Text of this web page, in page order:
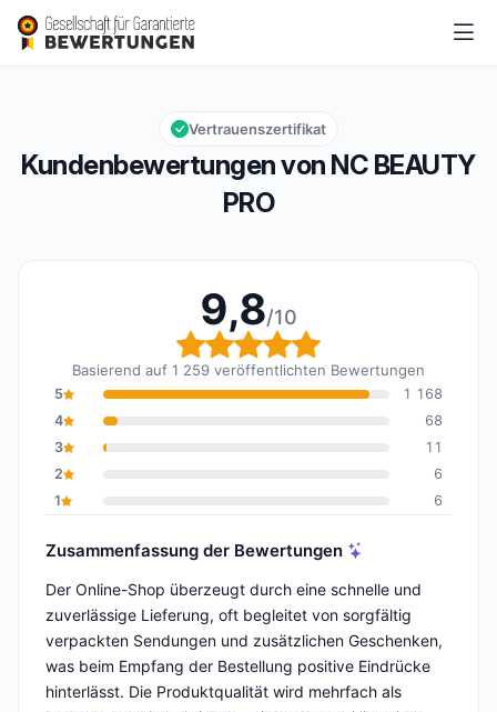
NC BEAUTY PRO
Gesamtbewertung: 9,8 von 10
9,8/10
Kundenbewertungen von NC BEAUTY
PRO
Vertrauenszertifikat
9,8/10
Gesamtbewertung: 9,8
Basierend auf 1 259 veröffentlichten Bewertungen
5
1 168
4
68
3
11
2
6
1
6
Zusammenfassung der Bewertungen
Der Online-Shop überzeugt durch eine schnelle und
zuverlässige Lieferung, oft begleitet von sorgfältig
verpackten Sendungen und zusätzlichen Geschenken,
was beim Empfang der Bestellung positive Eindrücke
hinterlässt. Die Produktqualität wird mehrfach als